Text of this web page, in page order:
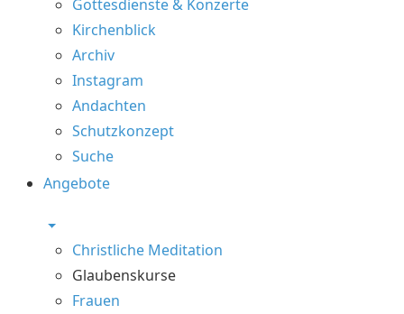
Gottesdienste & Konzerte
Kirchenblick
Archiv
Instagram
Andachten
Schutzkonzept
Suche
Angebote
Christliche Meditation
Glaubenskurse
Frauen